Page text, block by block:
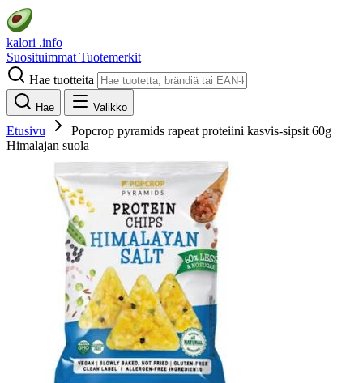
kalori .info
Suosituimmat Tuotemerkit
Hae tuotteita
Hae Valikko
Etusivu
Popcrop pyramids rapeat proteiini kasvis-sipsit 60g
Himalajan suola